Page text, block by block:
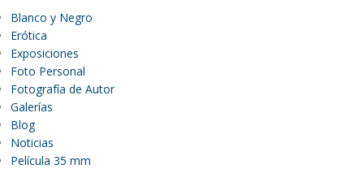
Blanco y Negro
Erótica
Exposiciones
Foto Personal
Fotografía de Autor
Galerías
Blog
Noticias
Película 35 mm